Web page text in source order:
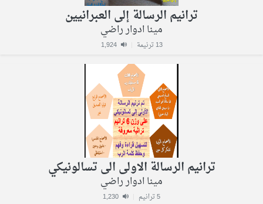
ترانيم الرسالة إلى العبرانيين
مينا ادوار راضي
13 ترنيمة 1,924
ترانيم الرسالة الاولى الى تسالونيكي
مينا ادوار راضي
5 ترانيم